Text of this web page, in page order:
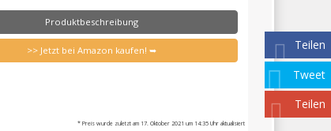
Teilen
Tweet
Teilen
Produktbeschreibung
>> Jetzt bei Amazon kaufen! ➥
* Preis wurde zuletzt am 17. Oktober 2021 um 14:35 Uhr aktualisiert